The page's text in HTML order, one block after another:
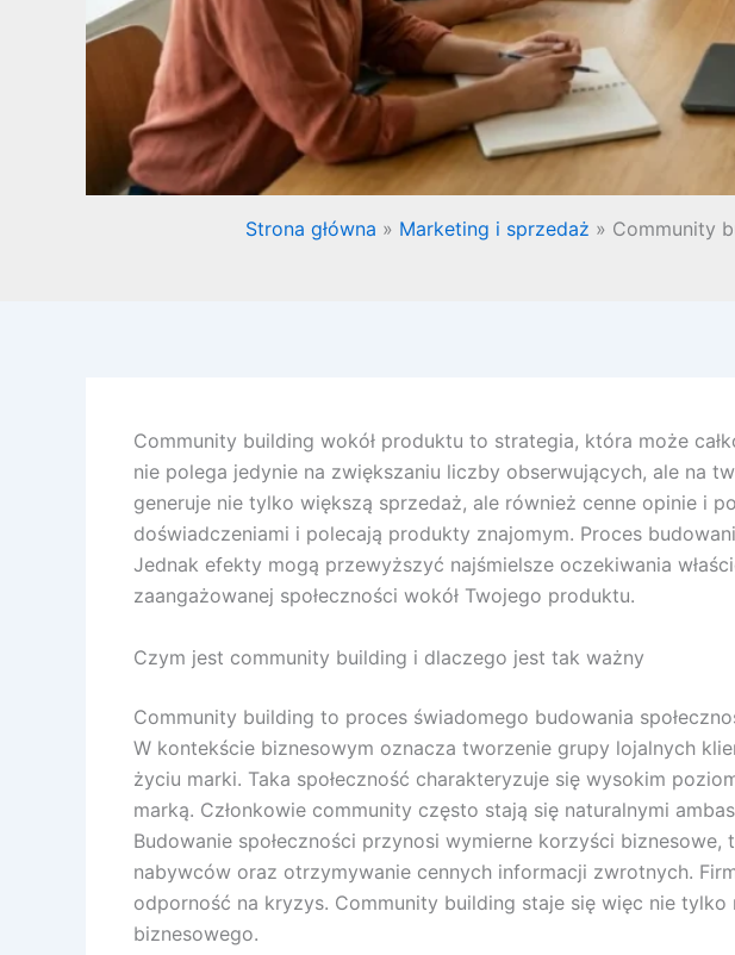
Strona główna Marketing i sprzedaż Community
Community building wokół produktu to strategia, która może
nie polega jedynie na zwiększaniu liczby obserwujących, ale na
generuje nie tylko większą sprzedaż, ale również cenne opinie i
doświadczeniami i polecają produkty znajomym. Proces
Jednak efekty mogą przewyższyć najśmielsze oczekiwania
zaangażowanej społeczności wokół Twojego produktu.
Czym jest community building i dlaczego jest tak ważny
Community building to proces świadomego budowania
W kontekście biznesowym oznacza tworzenie grupy lojalnych
życiu marki. Taka społeczność charakteryzuje się wysokim
marką. Członkowie community często stają się naturalnymi
Budowanie społeczności przynosi wymierne korzyści
nabywców oraz otrzymywanie cennych informacji zwrotnych.
odporność na kryzys. Community building staje się więc nie
biznesowego.